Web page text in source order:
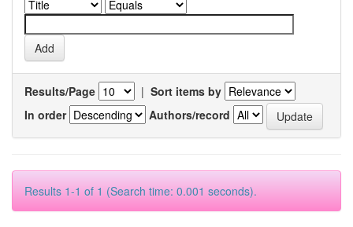
Results/Page | Sort items by
In order
Authors/record
Results 1-1 of 1 (Search time: 0.001 seconds).